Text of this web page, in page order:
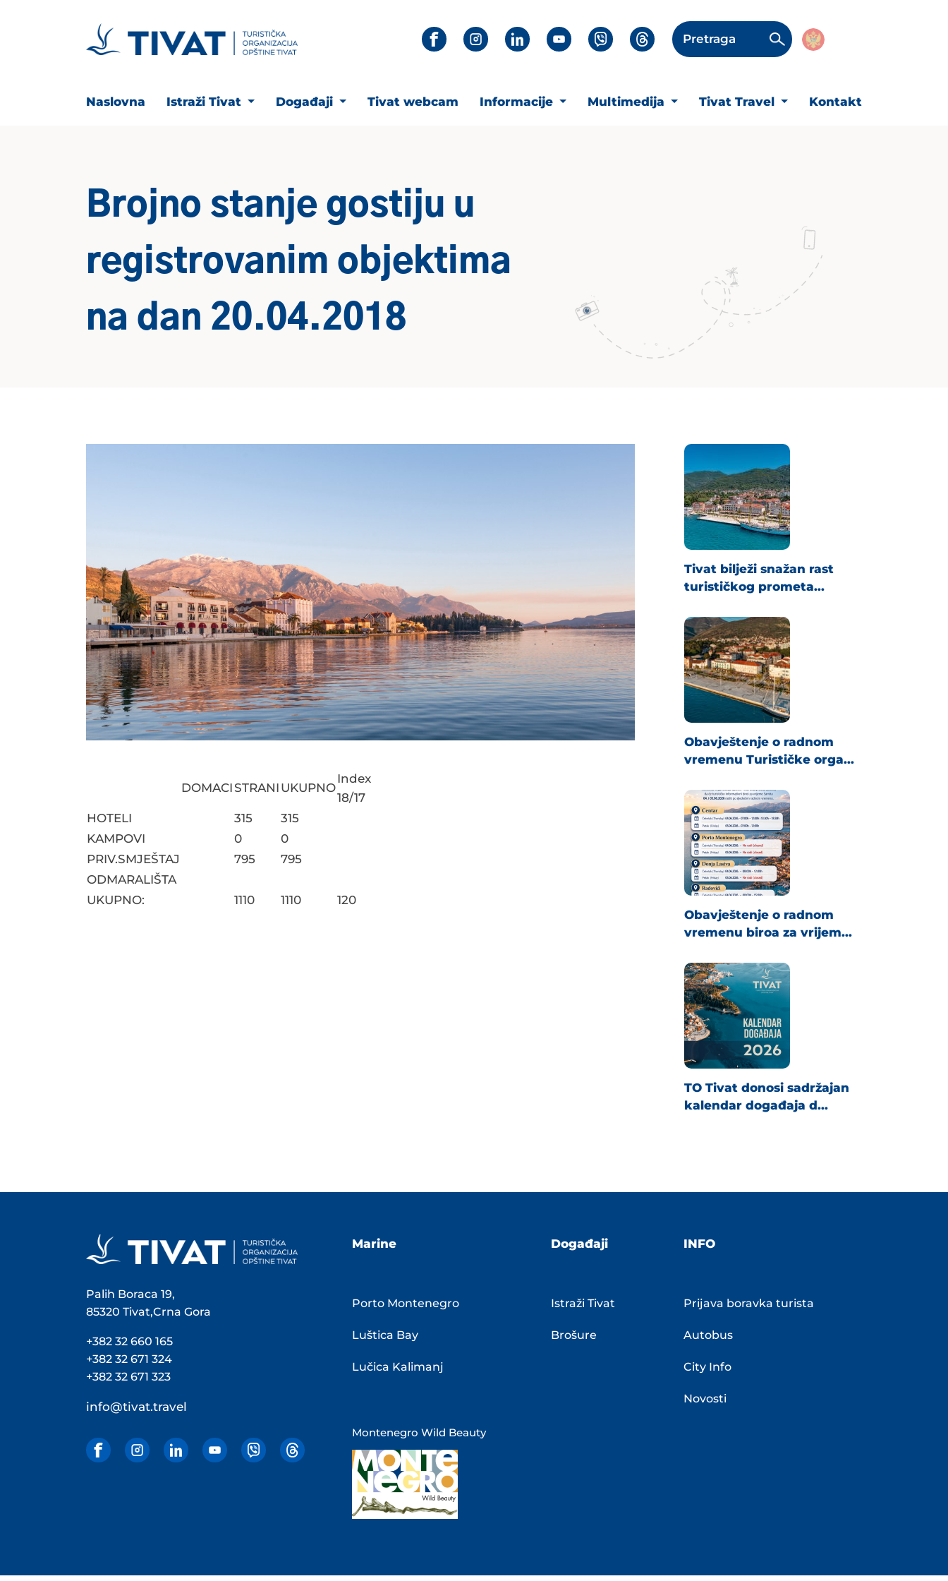
Pretraga
Naslovna Istraži Tivat Događaji Tivat webcam Informacije Multimedija Tivat Travel Kontakt
Brojno stanje gostiju u
registrovanim objektima
na dan 20.04.2018
DOMACISTRANI UKUPNO
Index
18/17
HOTELI
315
315
KAMPOVI
0
0
PRIV.SMJEŠTAJ
795
795
ODMARALIŠTA
UKUPNO:
1110 1110 120
Tivat bilježi snažan rast
turističkog prometa...
Obavještenje o radnom
vremenu Turističke orga...
Obavještenje o radnom
vremenu biroa za vrijem...
TO Tivat donosi sadržajan
kalendar događaja d...
Palih Boraca 19,
85320 Tivat,Crna Gora
+382 32 660 165
+382 32 671 324
+382 32 671 323
info@tivat.travel
Marine
Porto Montenegro
Luštica Bay
Lučica Kalimanj
Montenegro Wild Beauty
Događaji
Istraži Tivat
Brošure
INFO
Prijava boravka turista
Autobus
City Info
Novosti